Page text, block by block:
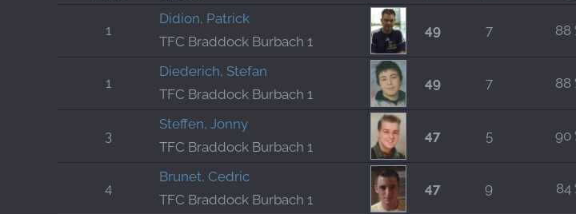
1
Didion, Patrick
TFC Braddock Burbach 1
49 7 88
1
Diederich, Stefan
TFC Braddock Burbach 1
49 7 88
3
Steffen, Jonny
TFC Braddock Burbach 1
47 5 90
4
Brunet, Cedric
TFC Braddock Burbach 1
47 9 84